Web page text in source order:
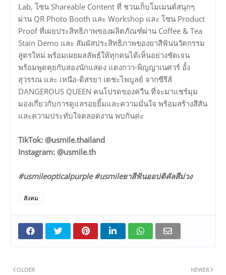
Lab, โซน Shareable Content ที่ ชวนเก็บโมเมนต์สนุกๆ
ผ่าน QR Photo Booth และ Workshop และ โซน Product
Proof ที่เผยประสิทธิภาพของผลิตภัณฑ์ผ่าน Coffee & Tea
Stain Demo และ สัมผัสประสิทธิภาพของยาสีฟันนวัตกรรม
สูตรใหม่ พร้อมเผยผลลัพธ์ให้ทุกคนได้เห็นอย่างชัดเจน
พร้อมพูดคุยกับสองนักแสดง แตงกวา-พิญญาเนศวร์ อั้ง
สุวรรณ และ เหนือ-ดิสรยา เตชะไพบูลย์ จากซีรีส์
DANGEROUS QUEEN คนโปรดของควีน ที่จะมาแชร์มุม
มองเกี่ยวกับการดูแลรอยยิ้มและความมั่นใจ พร้อมสร้างสีสัน
และความประทับใจตลอดงาน พบกันค่ะ
TikTok: @usmile.thailand
Instagram: @usmile.th
#usmileopticalpurple #usmileยาสีฟันออปติคัลสีม่วง
สังคม
NEWER
OLDER